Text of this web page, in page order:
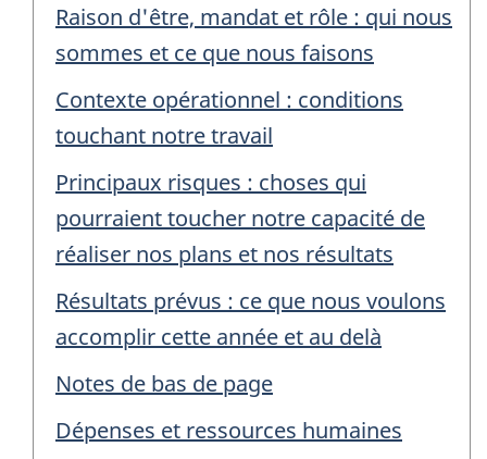
Raison d'être, mandat et rôle : qui nous
sommes et ce que nous faisons
Contexte opérationnel : conditions
touchant notre travail
Principaux risques : choses qui
pourraient toucher notre capacité de
réaliser nos plans et nos résultats
Résultats prévus : ce que nous voulons
accomplir cette année et au delà
Notes de bas de page
Dépenses et ressources humaines